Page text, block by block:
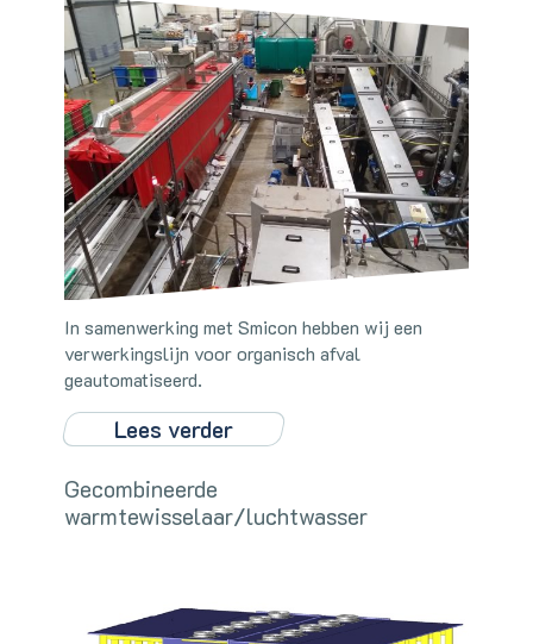
In samenwerking met Smicon hebben wij een
verwerkingslijn voor organisch afval
geautomatiseerd.
Lees verder
Gecombineerde
warmtewisselaar/luchtwasser